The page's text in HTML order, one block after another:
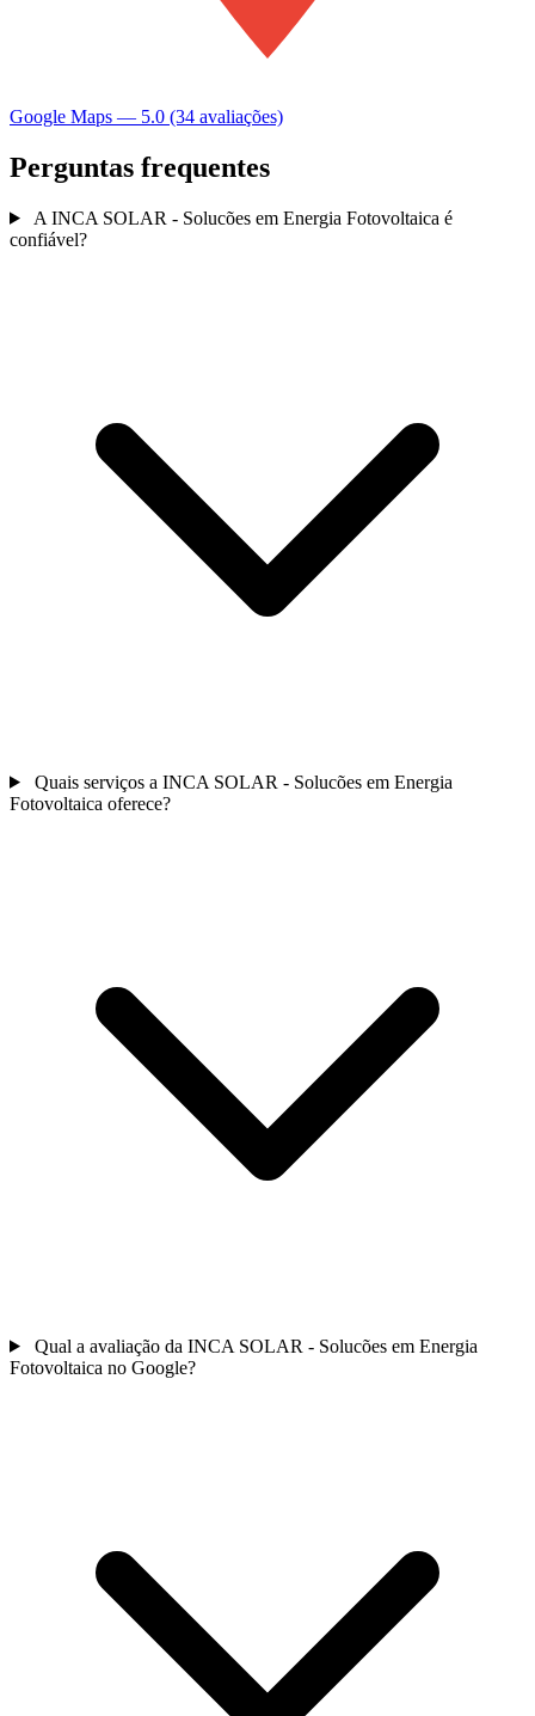
Google Maps — 5.0 (34 avaliações)
Perguntas frequentes
A INCA SOLAR - Solucões em Energia Fotovoltaica é
confiável?
Quais serviços a INCA SOLAR - Solucões em Energia
Fotovoltaica oferece?
Qual a avaliação da INCA SOLAR - Solucões em Energia
Fotovoltaica no Google?